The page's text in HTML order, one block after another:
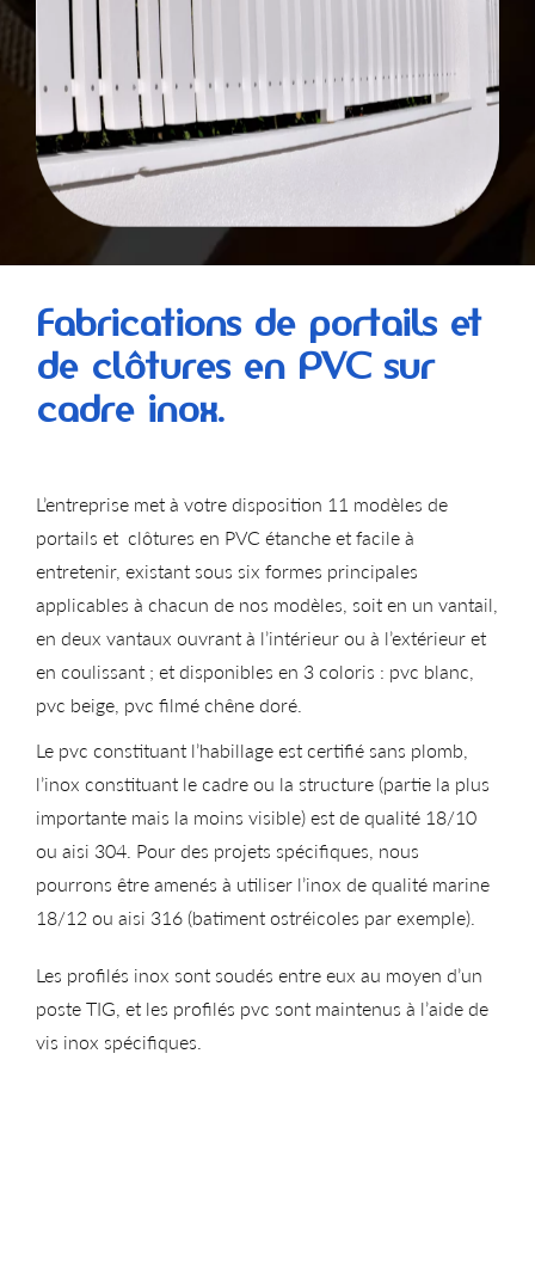
Fabrications de portails et
de clôtures en PVC sur
cadre inox.
L’entreprise met à votre disposition 11 modèles de
portails et clôtures en PVC étanche et facile à
entretenir, existant sous six formes principales
applicables à chacun de nos modèles, soit en un vantail,
en deux vantaux ouvrant à l’intérieur ou à l’extérieur et
en coulissant ; et disponibles en 3 coloris : pvc blanc,
pvc beige, pvc filmé chêne doré.
Le pvc constituant l’habillage est certifié sans plomb,
l’inox constituant le cadre ou la structure (partie la plus
importante mais la moins visible) est de qualité 18/10
ou aisi 304. Pour des projets spécifiques, nous
pourrons être amenés à utiliser l’inox de qualité marine
18/12 ou aisi 316 (batiment ostréicoles par exemple).
Les profilés inox sont soudés entre eux au moyen d’un
poste TIG, et les profilés pvc sont maintenus à l’aide de
vis inox spécifiques.